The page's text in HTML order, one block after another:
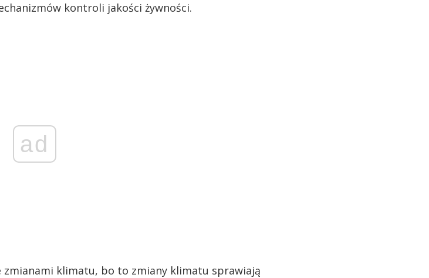
kontroli jakości żywności.
ad
zmianami klimatu, bo to zmiany klimatu sprawiają